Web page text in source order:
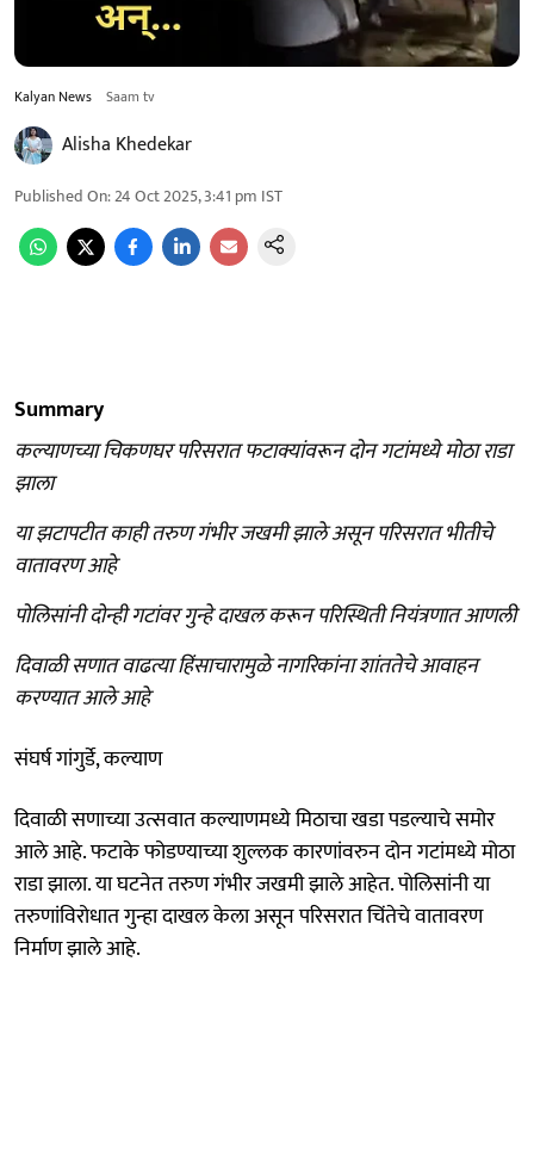
Kalyan News Saam tv
Alisha Khedekar
Published On:24 Oct 2025, 3:41 pm IST
Summary
कल्याणच्या चिकणघर परिसरात फटाक्यांवरून दोन गटांमध्ये मोठा राडा
झाला
या झटापटीत काही तरुण गंभीर जखमी झाले असून परिसरात भीतीचे
वातावरण आहे
पोलिसांनी दोन्ही गटांवर गुन्हे दाखल करून परिस्थिती नियंत्रणात आणली
दिवाळी सणात वाढत्या हिंसाचारामुळे नागरिकांना शांततेचे आवाहन
करण्यात आले आहे
संघर्ष गांगुर्डे, कल्याण
दिवाळी सणाच्या उत्सवात कल्याणमध्ये मिठाचा खडा पडल्याचे समोर
आले आहे. फटाके फोडण्याच्या शुल्लक कारणांवरुन दोन गटांमध्ये मोठा
राडा झाला. या घटनेत तरुण गंभीर जखमी झाले आहेत. पोलिसांनी या
तरुणांविरोधात गुन्हा दाखल केला असून परिसरात चिंतेचे वातावरण
निर्माण झाले आहे.